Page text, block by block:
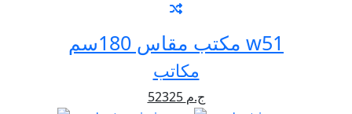
مكتب مقاس 180سم w51
مكاتب
52325 ج.م